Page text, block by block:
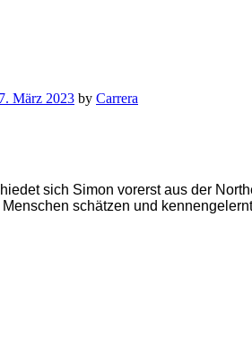
März 2023 by Carrera
sich Simon vorerst aus der
schätzen und